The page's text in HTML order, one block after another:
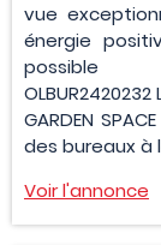
vue
énergie
possible
OLBUR2420232
GARDEN
des bureaux à
Voir l'annonce